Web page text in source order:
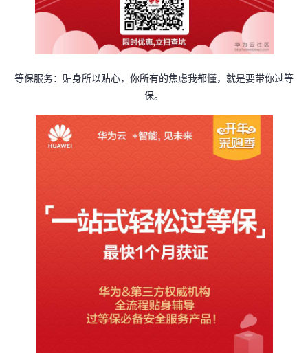
等保服务：贴身所以贴心，你所有的焦虑我都懂，就是要带你过等
保。